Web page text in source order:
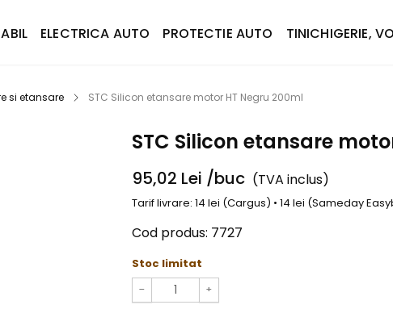
ELECTRICA AUTO PROTECTIE AUTO TINICHIGERIE,
si etansare STC Silicon etansare motor HT Negru 200ml
STC Silicon etansare
95,02 Lei /buc (TVA inclus)
Tarif livrare: 14 lei (Cargus) • 14 lei (Sameday
Cod produs: 7727
Stoc limitat
− +